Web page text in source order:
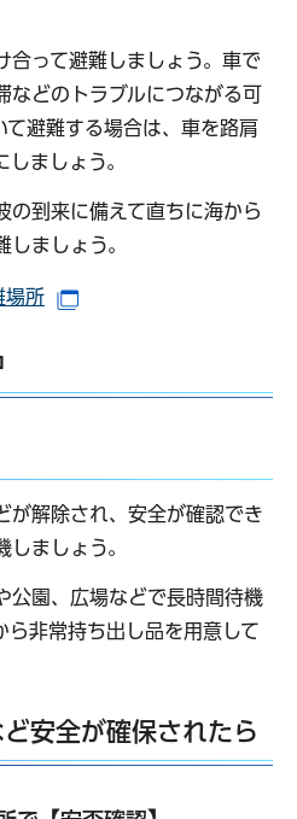
合って避難しましょう。車で
などのトラブルにつながる可
て避難する場合は、車を路肩
ましょう。
の到来に備えて直ちに海から
ましょう。
場所
が解除され、安全が確認でき
ましょう。
公園、広場などで長時間待機
ら非常持ち出し品を用意して
安全が確保されたら